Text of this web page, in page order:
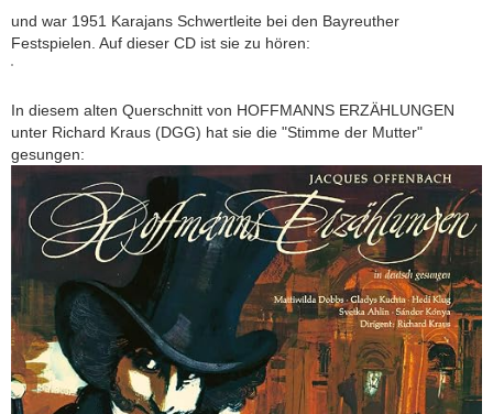
und war 1951 Karajans Schwertleite bei den Bayreuther
Festspielen. Auf dieser CD ist sie zu hören:
In diesem alten Querschnitt von HOFFMANNS ERZÄHLUNGEN
unter Richard Kraus (DGG) hat sie die "Stimme der Mutter"
gesungen: